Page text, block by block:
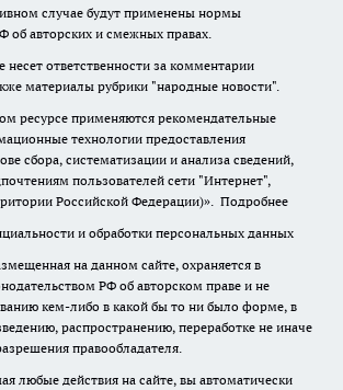
случае будут применены нормы
об авторских и смежных правах.
несет ответственности за комментарии
материалы рубрики "народные новости".
ресурсе применяются рекомендательные
технологии предоставления
сбора, систематизации и анализа сведений,
пользователей сети "Интернет",
Российской Федерации)». Подробнее
и обработки персональных данных
на данном сайте, охраняется в
РФ об авторском праве и не
кем-либо в какой бы то ни было форме, в
распространению, переработке не иначе
правообладателя.
любые действия на сайте, вы автоматически